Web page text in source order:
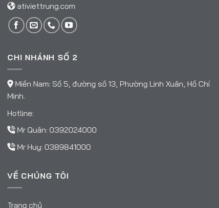
ativiettrung.com
CHI NHÁNH SỐ 2
Miền Nam: Số 5, đường số 13, Phường Linh Xuân, Hồ Chí
Minh.
Hotline:
Mr Quân: 0392024000
Mr Huy: 0389841000
VỀ CHÚNG TÔI
Trang chủ